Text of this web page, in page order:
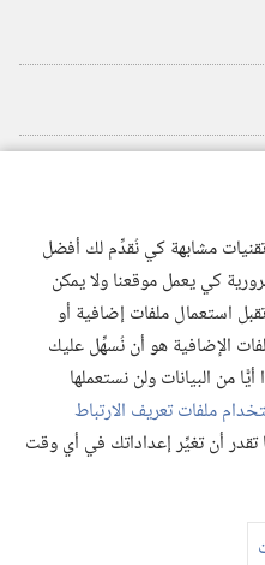
مشابهة كي نُقدِّم لك أفضل
كي يعمل موقعنا ولا يمكن
استعمال ملفات إضافية أو
الإضافية هو أن نُسهِّل عليك
من البيانات ولن نستعملها
ملفات تعريف الارتباط
تقدر أن تغيِّر إعداداتك في أي وقت
© 2026 .Watch Tower